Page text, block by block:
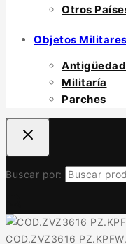
Otros
Objetos Militares
Militaría
Parches
Buscar por:
COD.ZVZ3616